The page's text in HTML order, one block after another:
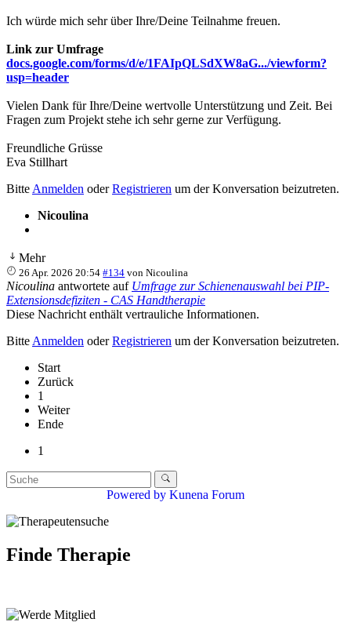
Ich würde mich sehr über Ihre/Deine Teilnahme freuen.
Link zur Umfrage
docs.google.com/forms/d/e/1FAIpQLSdXW8aG.../viewform?
usp=header
Vielen Dank für Ihre/Deine wertvolle Unterstützung und Zeit. Bei
Fragen zum Projekt stehe ich sehr gerne zur Verfügung.
Freundliche Grüsse
Eva Stillhart
Bitte Anmelden oderRegistrieren um der Konversation beizutreten.
Nicoulina
Mehr
26 Apr. 2026 20:54 #134 vonNicoulina
Nicoulina antwortete auf Umfrage zur Schienenauswahl bei PIP-
Extensionsdefiziten - CAS Handtherapie
Diese Nachricht enthält vertrauliche Informationen.
Bitte Anmelden oderRegistrieren um der Konversation beizutreten.
Start
Zurück
1
Weiter
Ende
1
Powered by Kunena Forum
Finde Therapie